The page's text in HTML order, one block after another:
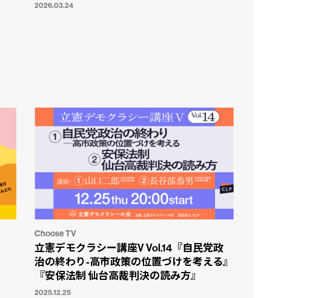
2026.03.24
Choose TV
立憲デモクラシー講座V Vol.14『自民党政
治の終わり-高市政策の位置づけを考える』
『安保法制 仙台高裁判決の読み方』
2025.12.25